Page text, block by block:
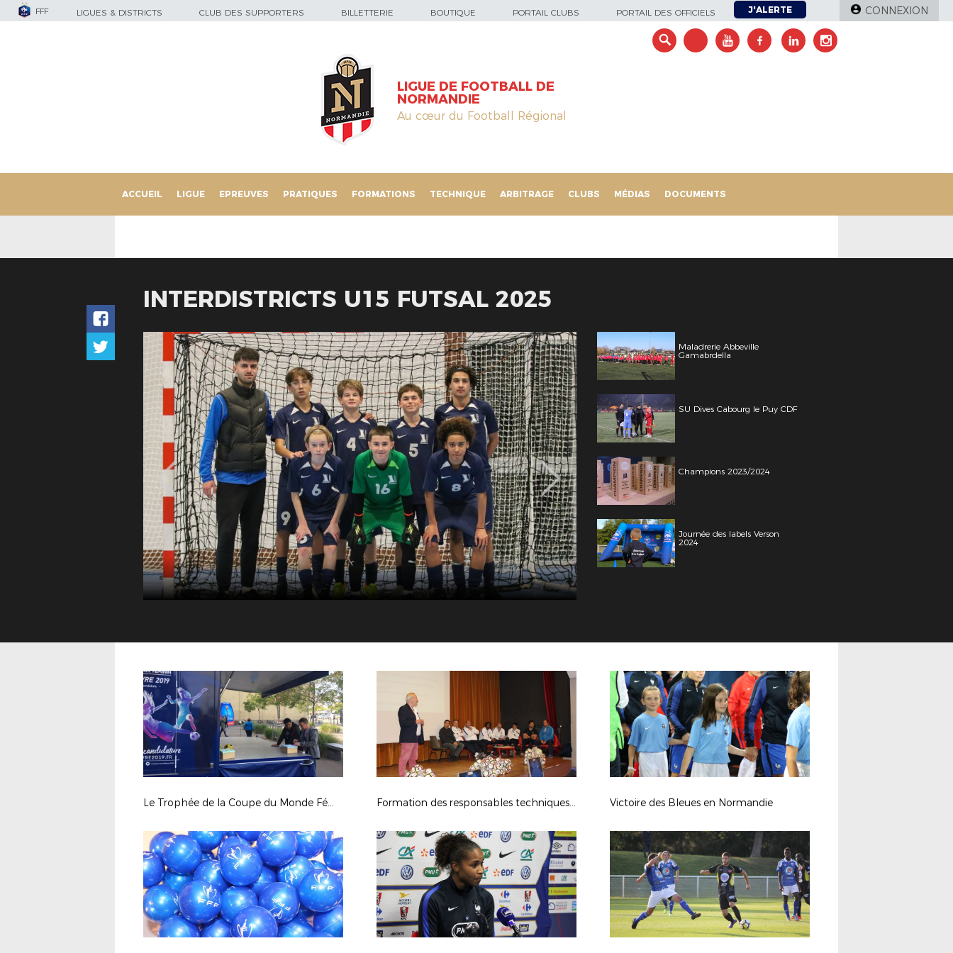
FFF LIGUES & DISTRICTS CLUB DES SUPPORTERS BILLETTERIE BOUTIQUE PORTAIL CLUBS PORTAIL DES OFFICIELS J'ALERTE CONNEXION
LIGUE DE FOOTBALL DE
NORMANDIE
Au cœur du Football Régional
ACCUEIL LIGUE EPREUVES PRATIQUES FORMATIONS TECHNIQUE ARBITRAGE CLUBS MÉDIAS DOCUMENTS
INTERDISTRICTS U15 FUTSAL 2025
Maladrerie Abbeville
Gamabrdella
SU Dives Cabourg le Puy CDF
Champions 2023/2024
Journée des labels Verson
2024
Le Trophée de la Coupe du Monde Féminine FIFA, France 2019 au Havre Formation des responsables techniques et pédagogiques des Sections Sportives Victoire des Bleues en Normandie